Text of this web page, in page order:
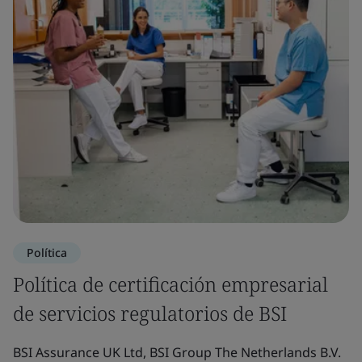
Política
Política de certificación empresarial
de servicios regulatorios de BSI
BSI Assurance UK Ltd, BSI Group The Netherlands B.V.